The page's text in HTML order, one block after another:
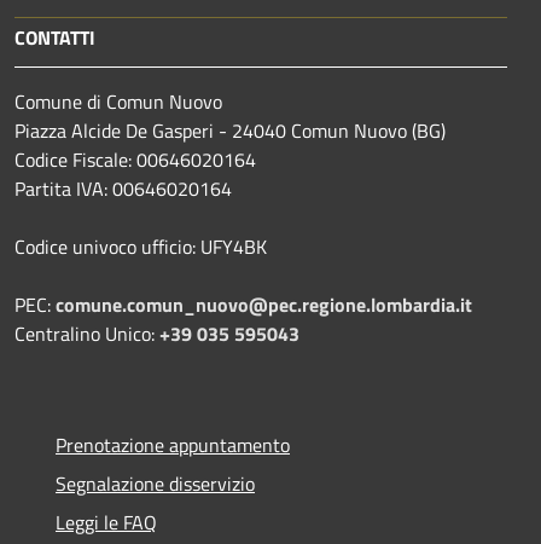
CONTATTI
Comune di Comun Nuovo
Piazza Alcide De Gasperi - 24040 Comun Nuovo (BG)
Codice Fiscale: 00646020164
Partita IVA: 00646020164
Codice univoco ufficio: UFY4BK
PEC:comune.comun_nuovo@pec.regione.lombardia.it
Centralino Unico:+39 035 595043
Prenotazione appuntamento
Segnalazione disservizio
Leggi le FAQ